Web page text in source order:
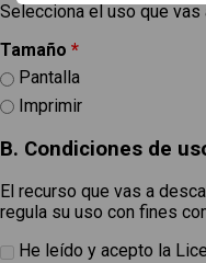
Selecciona el uso que vas
Tamaño *
Pantalla
Imprimir
B. Condiciones de
El recurso que vas a
regula su uso con fines
He leído y acepto la